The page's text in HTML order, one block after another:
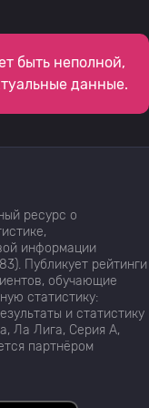
быть неполной,
данные.
ресурс о
информации
Публикует рейтинги
обучающие
статистику:
и статистику
Ла Лига, Серия А,
партнёром